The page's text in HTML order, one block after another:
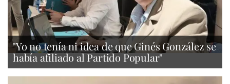
"Yo no tenía ni idea de que Ginés González se
había afiliado al Partido Popular"